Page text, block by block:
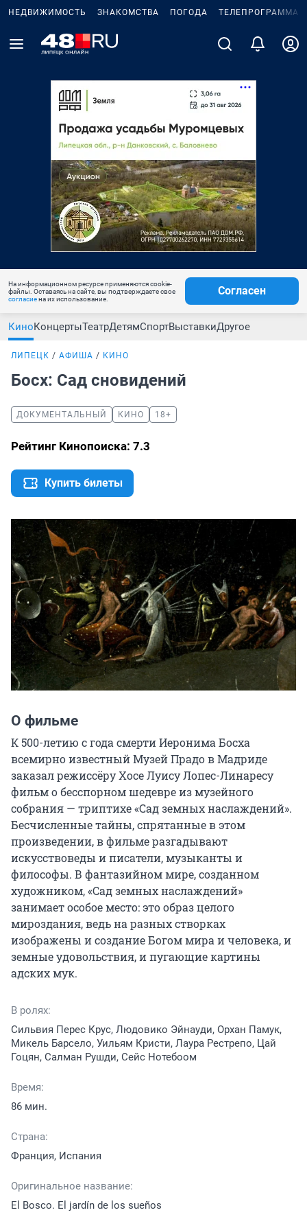
НЕДВИЖИМОСТЬ ЗНАКОМСТВА ПОГОДА ТЕЛЕПРОГРАММА
На информационном ресурсе применяются cookie-
файлы. Оставаясь на сайте, вы подтверждаете свое
согласиена их использование.
Согласен
КиноКонцертыТеатрДетямСпортВыставкиДругое
ЛИПЕЦК АФИША КИНО
Босх: Сад сновидений
ДОКУМЕНТАЛЬНЫЙ КИНО 18+
Рейтинг Кинопоиска: 7.3
Купить билеты
О фильме
К 500-летию с года смерти Иеронима Босха
всемирно известный Музей Прадо в Мадриде
заказал режиссёру Хосе Луису Лопес-Линаресу
фильм о бесспорном шедевре из музейного
собрания — триптихе «Сад земных наслаждений».
Бесчисленные тайны, спрятанные в этом
произведении, в фильме разгадывают
искусствоведы и писатели, музыканты и
философы. В фантазийном мире, созданном
художником, «Сад земных наслаждений»
занимает особое место: это образ целого
мироздания, ведь на разных створках
изображены и создание Богом мира и человека, и
земные удовольствия, и пугающие картины
адских мук.
В ролях:
Сильвия Перес Крус, Людовико Эйнауди, Орхан Памук,
Микель Барсело, Уильям Кристи, Лаура Рестрепо, Цай
Гоцян, Салман Рушди, Сейс Нотебоом
Время:
86 мин.
Страна:
Франция, Испания
Оригинальное название:
El Bosco. El jardín de los sueños